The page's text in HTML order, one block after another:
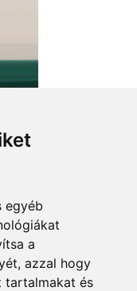
egyéb
a
azzal hogy
tartalmakat és